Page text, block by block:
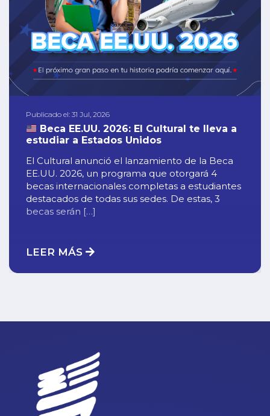
Publicado el: 31 Jul, 2026
Beca EE.UU. 2026: El Cultural te lleva a
estudiar a Estados Unidos
El Cultural anunció el lanzamiento de la Beca
EE.UU. 2026, un programa que otorgará 4
becas internacionales completas a estudiantes
destacados de todas sus sedes. De estas, 3
becas serán […]
LEER MÁS